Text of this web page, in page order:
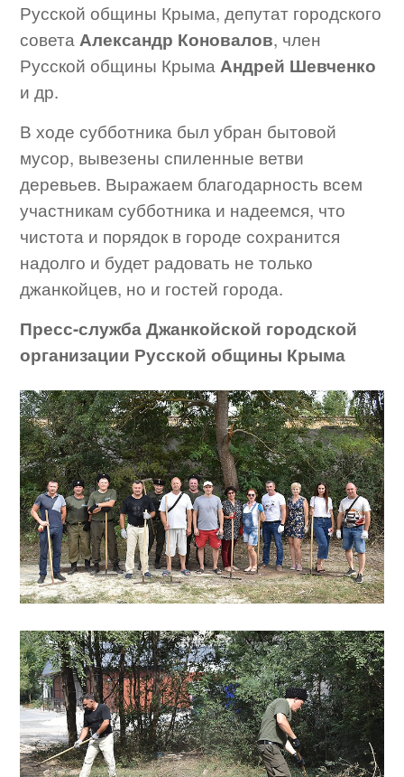
Русской общины Крыма, депутат городского
совета Александр Коновалов, член
Русской общины Крыма Андрей Шевченко
и др.
В ходе субботника был убран бытовой
мусор, вывезены спиленные ветви
деревьев. Выражаем благодарность всем
участникам субботника и надеемся, что
чистота и порядок в городе сохранится
надолго и будет радовать не только
джанкойцев, но и гостей города.
Пресс-служба Джанкойской городской
организации Русской общины Крыма